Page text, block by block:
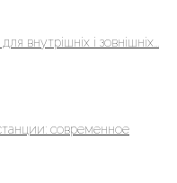
внутрішніх і зовнішніх...
современное